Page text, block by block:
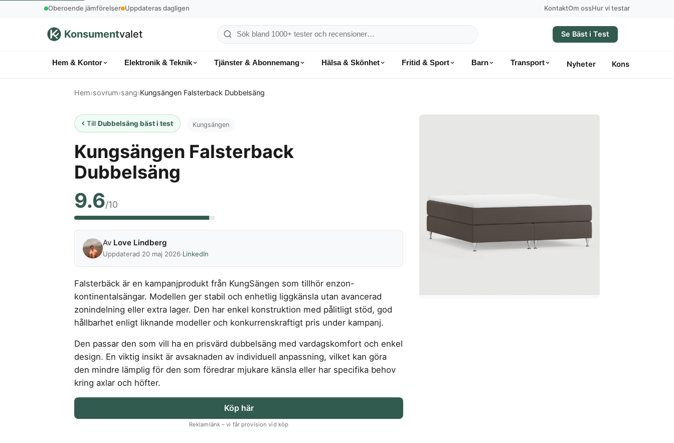
Oberoende jämförelser Uppdateras dagligen KontaktOm ossHur vi testar
Konsumentvalet
Sök
konsumentvalet
Se Bäst i Test
Hem & Kontor Elektronik & Teknik Tjänster & Abonnemang Hälsa & Skönhet Fritid & Sport Barn Transport Nyheter
Hem›sovrum›sang›Kungsängen Falsterback Dubbelsäng
TillDubbelsäng bäst i test Kungsängen
Kungsängen Falsterback
Dubbelsäng
9.6/10
Av Love Lindberg
Uppdaterad 20 maj 2026·LinkedIn
Falsterbäck är en kampanjprodukt från KungSängen som tillhör enzon-
kontinentalsängar. Modellen ger stabil och enhetlig liggkänsla utan avancerad
zonindelning eller extra lager. Den har enkel konstruktion med pålitligt stöd, god
hållbarhet enligt liknande modeller och konkurrenskraftigt pris under kampanj.
Den passar den som vill ha en prisvärd dubbelsäng med vardagskomfort och enkel
design. En viktig insikt är avsaknaden av individuell anpassning, vilket kan göra
den mindre lämplig för den som föredrar mjukare känsla eller har specifika behov
kring axlar och höfter.
Köp här
Reklamlänk – vi får provision vid köp